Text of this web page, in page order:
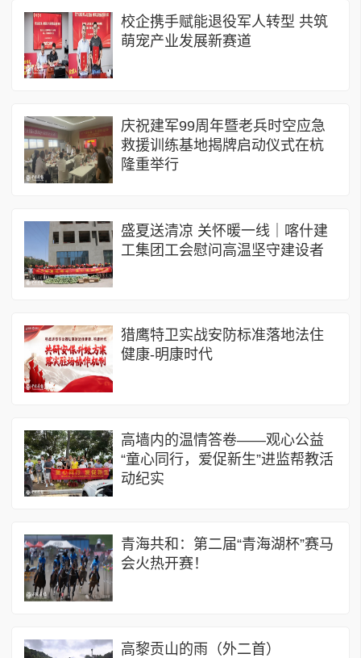
校企携手赋能退役军人转型 共筑
萌宠产业发展新赛道
庆祝建军99周年暨老兵时空应急
救援训练基地揭牌启动仪式在杭
隆重举行
盛夏送清凉 关怀暖一线｜喀什建
工集团工会慰问高温坚守建设者
猎鹰特卫实战安防标准落地法住
健康-明康时代
高墙内的温情答卷——观心公益
“童心同行，爱促新生”进监帮教活
动纪实
青海共和：第二届“青海湖杯”赛马
会火热开赛！
​高黎贡山的雨（外二首）